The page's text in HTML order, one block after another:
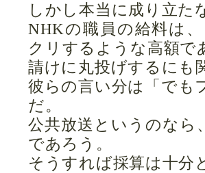
しかし本当に成り立た
NHKの職員の給料は
クリするような高額で
請けに丸投げするにも
彼らの言い分は「でも
だ。
公共放送というのなら
であろう。
そうすれば採算は十分